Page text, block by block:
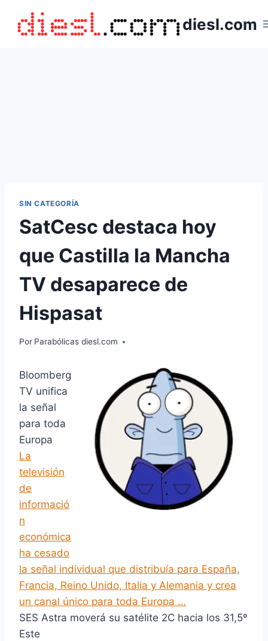
contenido
diesl.com
SIN CATEGORÍA
SatCesc destaca hoy
que Castilla la Mancha
TV desaparece de
Hispasat
Por Parabólicas diesl.com
Bloomberg
TV unifica
la señal
para toda
Europa
La
televisión
de
informació
n
económica
ha cesado
la señal individual que distribuía para España,
Francia, Reino Unido, Italia y Alemania y crea
un canal único para toda Europa …
SES Astra moverá su satélite 2C hacia los 31,5º
Este